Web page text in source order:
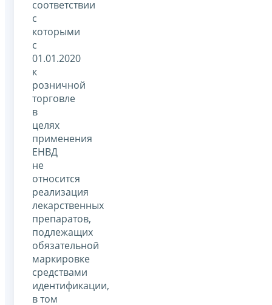
соответствии
с
которыми
с
01.01.2020
к
розничной
торговле
в
целях
применения
ЕНВД
не
относится
реализация
лекарственных
препаратов,
подлежащих
обязательной
маркировке
средствами
идентификации,
в том